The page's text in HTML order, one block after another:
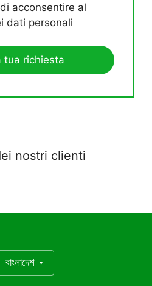
acconsentire al
dati personali
nostri clienti
বাংলাদেশ